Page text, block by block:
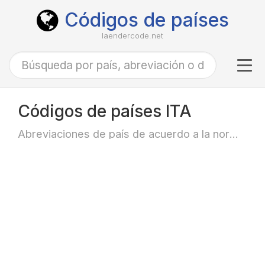
Códigos de países
laendercode.net
Códigos de países ITA
Abreviaciones de país de acuerdo a la norma ISO-3166 alfa-3